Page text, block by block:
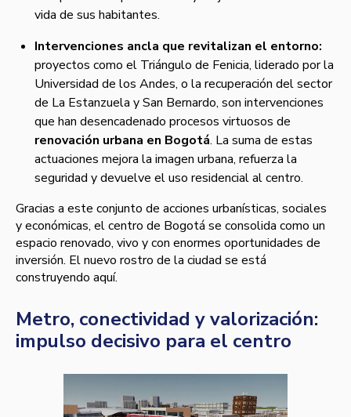
vida de sus habitantes.
Intervenciones ancla que revitalizan el entorno:
proyectos como el Triángulo de Fenicia, liderado por la
Universidad de los Andes, o la recuperación del sector
de La Estanzuela y San Bernardo, son intervenciones
que han desencadenado procesos virtuosos de
renovación urbana en Bogotá. La suma de estas
actuaciones mejora la imagen urbana, refuerza la
seguridad y devuelve el uso residencial al centro.
Gracias a este conjunto de acciones urbanísticas, sociales
y económicas, el centro de Bogotá se consolida como un
espacio renovado, vivo y con enormes oportunidades de
inversión. El nuevo rostro de la ciudad se está
construyendo aquí.
Metro, conectividad y valorización:
impulso decisivo para el centro